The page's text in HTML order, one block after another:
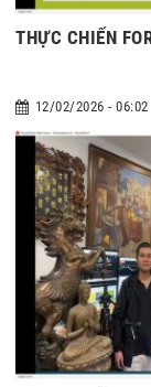
THỰC CHIẾN
12/02/2026 - 06:02